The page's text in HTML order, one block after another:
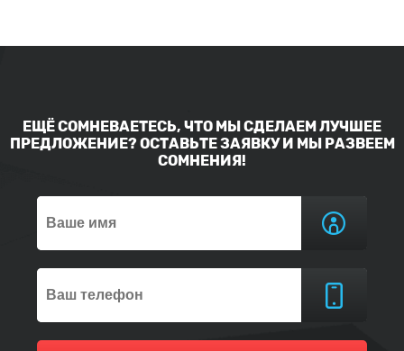
ЕЩЁ СОМНЕВАЕТЕСЬ, ЧТО МЫ СДЕЛАЕМ ЛУЧШЕЕ
ПРЕДЛОЖЕНИЕ? ОСТАВЬТЕ ЗАЯВКУ И МЫ РАЗВЕЕМ
СОМНЕНИЯ!